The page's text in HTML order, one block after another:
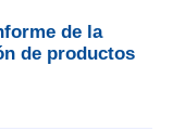
de la
de productos